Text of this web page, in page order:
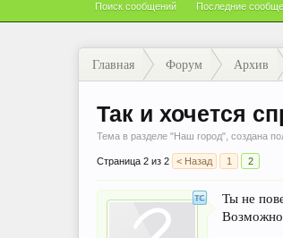
Поиск сообщений Последние
Главная Форум Архив
Так и хочется
Тема в разделе "Наш город", создана
Страница 2 из 2 < Назад 1 2
Ты не